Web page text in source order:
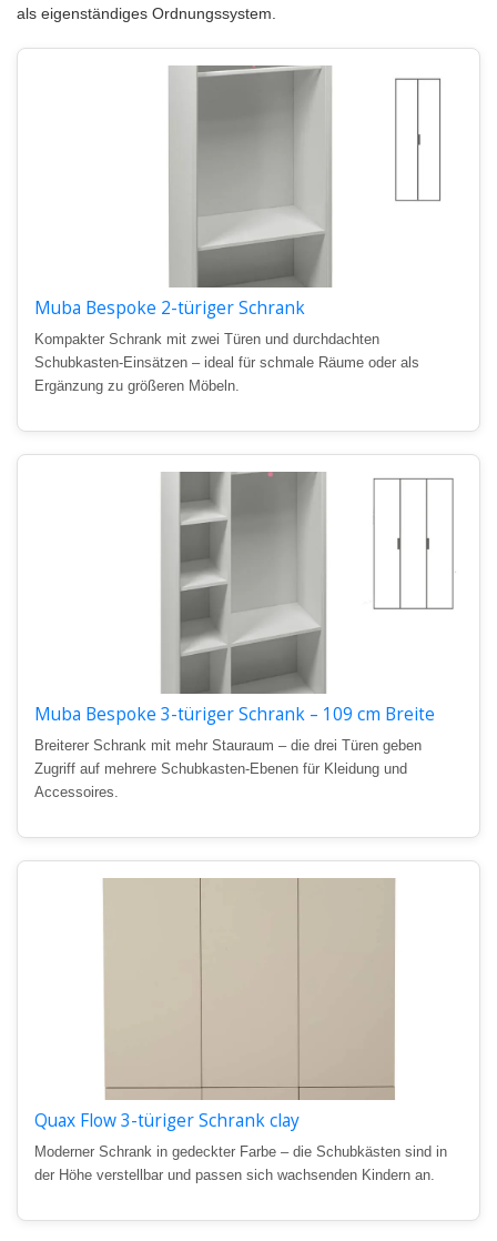
als eigenständiges Ordnungssystem.
Muba Bespoke 2-türiger Schrank
Kompakter Schrank mit zwei Türen und durchdachten
Schubkasten-Einsätzen – ideal für schmale Räume oder als
Ergänzung zu größeren Möbeln.
Muba Bespoke 3-türiger Schrank – 109 cm Breite
Breiterer Schrank mit mehr Stauraum – die drei Türen geben
Zugriff auf mehrere Schubkasten-Ebenen für Kleidung und
Accessoires.
Quax Flow 3-türiger Schrank clay
Moderner Schrank in gedeckter Farbe – die Schubkästen sind in
der Höhe verstellbar und passen sich wachsenden Kindern an.